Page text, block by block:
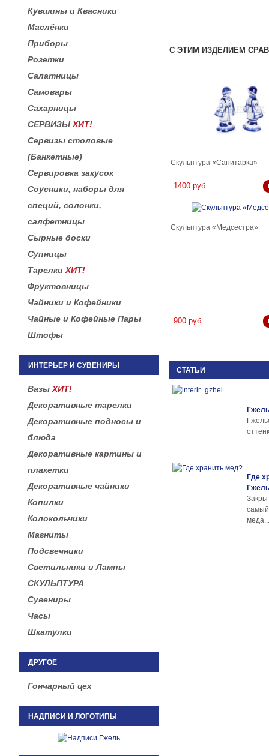
Кувшины и Квасники
Маслёнки
Приборы
Розетки
Салатницы
Самовары
Сахарницы
СЕРВИЗЫ ХИТ!
Сервизы столовые
(Банкетные)
Сервировка закусок
Соусники, наборы для
специй, солонки,
салфетницы
Сырные доски
Супницы
Тарелки ХИТ!
Фруктовницы
Чайники и Кофейники
Чайные и Кофейные Пары
Штофы
ИНТЕРЬЕР И СУВЕНИРЫ
Вазы ХИТ!
Декоративные тарелки
Декоративные подносы и
блюда
Декоративные картины и
плакетки
Декоративные чайники
Копилки
Колокольчики
Магниты
Подсвечники
Светильники и Лампы
СКУЛЬПТУРА
Сувениры
Часы
Шкатулки
ДРУГОЕ
Гончарный цех
НАДПИСИ И ЛОГОТИПЫ
С ЭТИМ ИЗДЕЛИЕМ
Скульптура «Санитарка»
1400 руб.
Скульптура «Медсестра»
900 руб.
СТАТЬИ
Где
Гжель
меда...